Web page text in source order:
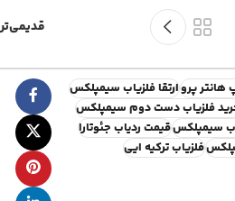
قدیمی‌تر
هانتر پروارتقا فلزیاب سیمپلکس
فلزیاب دست دوم سیمپلکس
سیمپلکسقیمت ردیاب جئوتارا
فلزیاب ترکیه ایی